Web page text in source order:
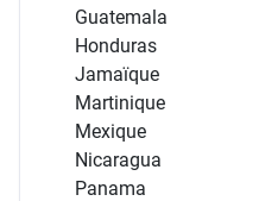
Guatemala
Honduras
Jamaïque
Martinique
Mexique
Nicaragua
Panama